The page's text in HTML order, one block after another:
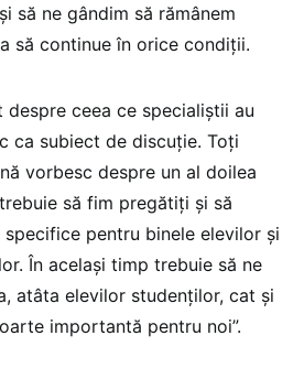
să ne gândim să rămânem
să continue în orice condiții.
ceea ce specialiștii au
ca subiect de discuție. Toți
vorbesc despre un al doilea
să fim pregătiți și să
pentru binele elevilor și
În același timp trebuie să ne
atâta elevilor studenților, cat și
importantă pentru noi”.